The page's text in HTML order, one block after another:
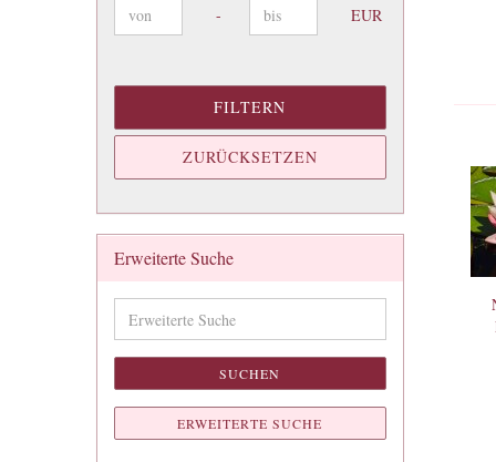
Preis bis - EUR
FILTERN
ZURÜCKSETZEN
Erweiterte Suche
Suche
SUCHEN
ERWEITERTE SUCHE